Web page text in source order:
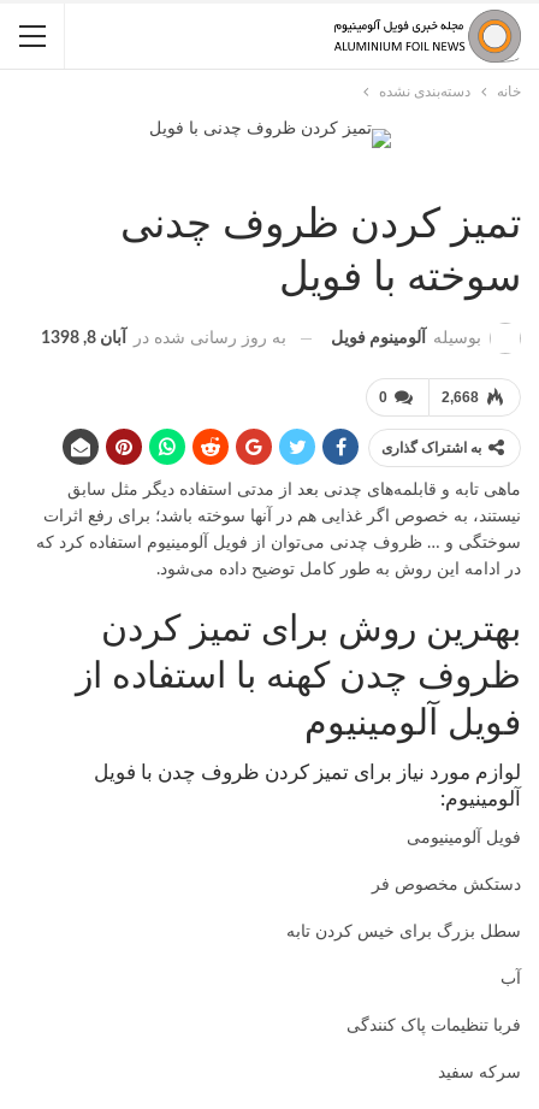
خانه دسته‌بندی نشده
تمیز کردن ظروف چدنی
سوخته با فویل
بوسیله آلومینوم فویل به روز رسانی شده در آبان 8, 1398
0 2,668
به اشتراک گذاری
ماهی تابه و قابلمه‌های چدنی بعد از مدتی استفاده دیگر مثل سابق
نیستند، به خصوص اگر غذایی هم در آنها سوخته باشد؛ برای رفع اثرات
سوختگی و … ظروف چدنی می‌توان از فویل آلومینیوم استفاده کرد که
در ادامه این روش به طور کامل توضیح داده می‌شود.
بهترین روش برای تمیز کردن
ظروف چدن کهنه با استفاده از
فویل آلومینیوم
لوازم مورد نیاز برای تمیز کردن ظروف چدن با فویل
آلومینیوم:
فویل آلومینیومی
دستکش مخصوص فر
سطل بزرگ برای خیس کردن تابه
آب
فربا تنظیمات پاک کنندگی
سرکه سفید